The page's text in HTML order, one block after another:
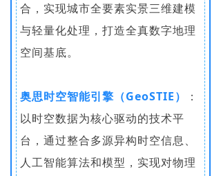
合，实现城市全要素实景三维建模
与轻量化处理，打造全真数字地理
空间基底。
奥思时空智能引擎（GeoSTIE）
：
以时空数据为核心驱动的技术平
台，通过整合多源异构时空信息、
人工智能算法和模型，实现对物理